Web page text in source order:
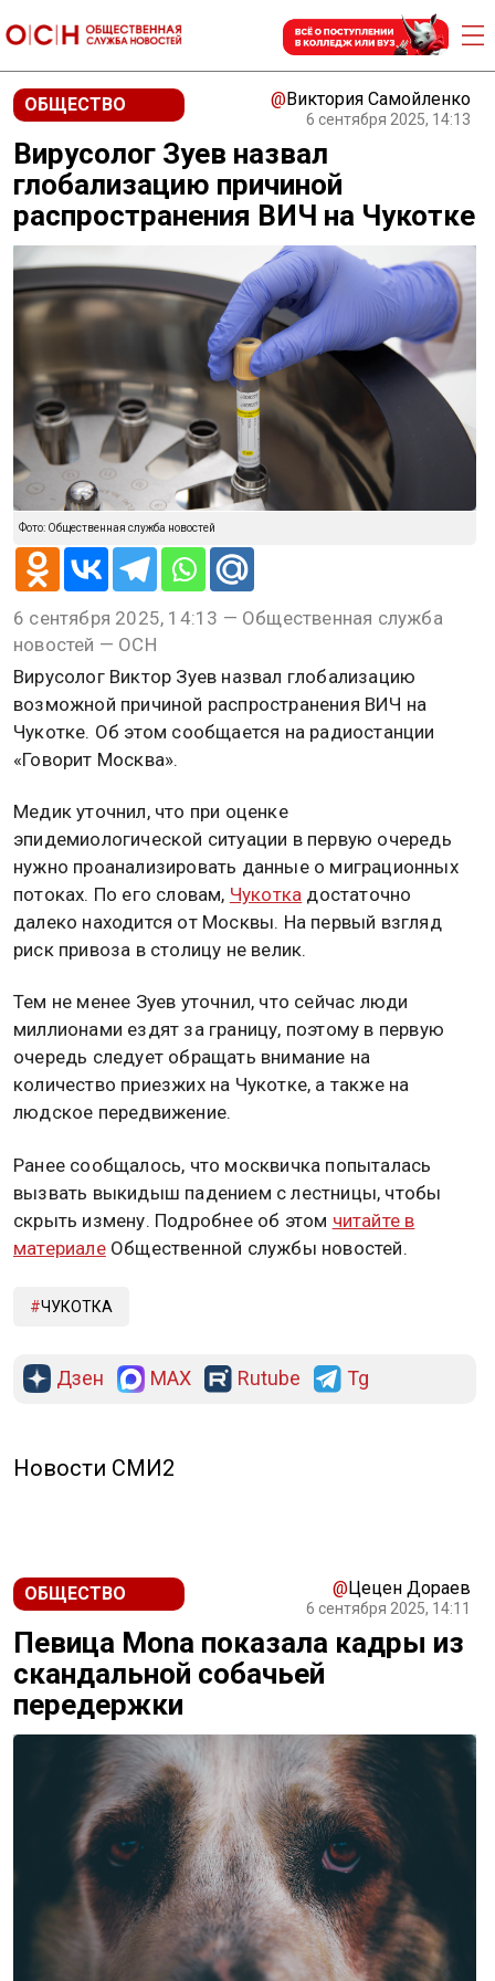
ОБЩЕСТВО @Виктория Самойленко
6 сентября 2025, 14:13
Вирусолог Зуев назвал
глобализацию причиной
распространения ВИЧ на Чукотке
Фото: Общественная служба новостей
6 сентября 2025, 14:13 — Общественная служба
новостей — ОСН
Вирусолог Виктор Зуев назвал глобализацию
возможной причиной распространения ВИЧ на
Чукотке. Об этом сообщается на радиостанции
«Говорит Москва».
Медик уточнил, что при оценке
эпидемиологической ситуации в первую очередь
нужно проанализировать данные о миграционных
потоках. По его словам, Чукотка достаточно
далеко находится от Москвы. На первый взгляд
риск привоза в столицу не велик.
Тем не менее Зуев уточнил, что сейчас люди
миллионами ездят за границу, поэтому в первую
очередь следует обращать внимание на
количество приезжих на Чукотке, а также на
людское передвижение.
Ранее сообщалось, что москвичка попыталась
вызвать выкидыш падением с лестницы, чтобы
скрыть измену. Подробнее об этом читайте в
материалеОбщественной службы новостей.
ЧУКОТКА
Дзен MAX Rutube Tg
Новости СМИ2
ОБЩЕСТВО @Цецен Дораев
6 сентября 2025, 14:11
Певица Mona показала кадры из
скандальной собачьей
передержки